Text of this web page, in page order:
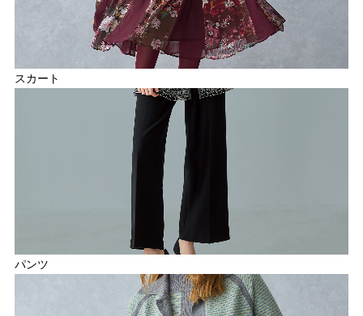
スカート
パンツ